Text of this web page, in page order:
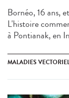
Bornéo, 16 ans,
L'histoire
à Pontianak, en
MALADIES